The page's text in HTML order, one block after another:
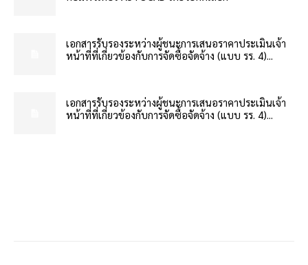
เอกสารรับรองระหว่างผู้ชนะการเสนอราคาประเมินเจ้า
หน้าที่ที่เกี่ยวข้องกับการจัดซื้อจัดจ้าง (แบบ รร. 4)...
เอกสารรับรองระหว่างผู้ชนะการเสนอราคาประเมินเจ้า
หน้าที่ที่เกี่ยวข้องกับการจัดซื้อจัดจ้าง (แบบ รร. 4)...